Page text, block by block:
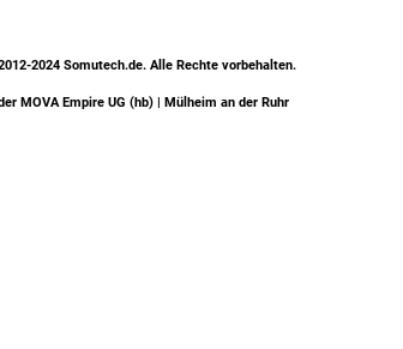
2024 Somutech.de. Alle Rechte vorbehalten.
MOVA Empire UG (hb) | Mülheim an der Ruhr